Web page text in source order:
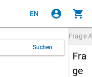
EN account_circle shopping_cart
Suchen
Frage
Fra
ge